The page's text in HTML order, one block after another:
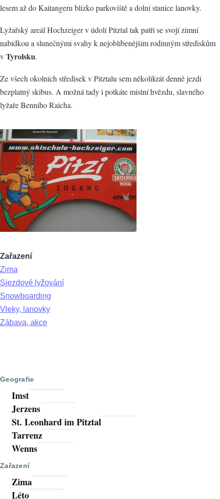
lesem až do Kaitangeru blízko parkoviště a dolní stanice lanovky.
Lyžařský areál Hochzeiger v údolí Pitztal tak patří se svojí zimní
nabídkou a slunečnými svahy k nejoblíbenějším rodinným střediskům
vTyrolsku.
Ze všech okolních středisek v Pitztalu sem několikrát denně jezdí
bezplatný skibus. A možná tady i potkáte místní hvězdu, slavného
lyžaře Benniho Raicha.
Zařazení
Zima
Sjezdové lyžování
Snowboarding
Vleky, lanovky
Zábava, akce
Geografie
Imst
Jerzens
St. Leonhard im Pitztal
Tarrenz
Wenns
Zařazení
Zima
Léto